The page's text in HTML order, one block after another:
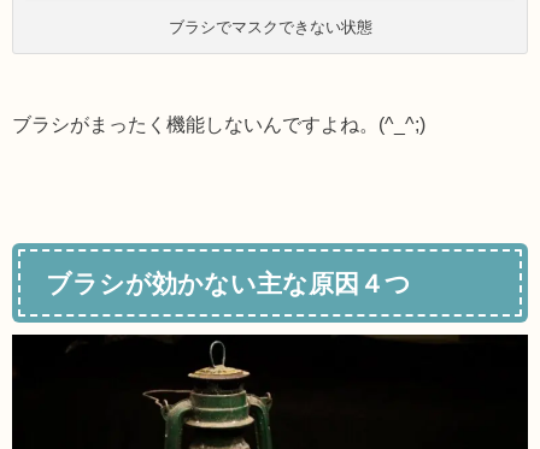
ブラシでマスクできない状態
ブラシがまったく機能しないんですよね。(^_^;)
ブラシが効かない主な原因４つ